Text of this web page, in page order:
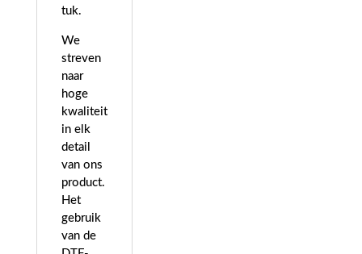
tuk.
We
streven
naar
hoge
kwaliteit
in elk
detail
van ons
product.
Het
gebruik
van de